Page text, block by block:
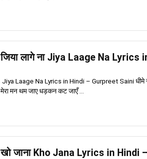
जिया लागे ना Jiya Laage Na
Jiya Laage Na Lyrics in Hindi – Gurpreet Saini धीमे
मेरा मन थम जाए धड़कन कट जाएँ ...
खो जाना Kho Jana Lyrics in Hindi